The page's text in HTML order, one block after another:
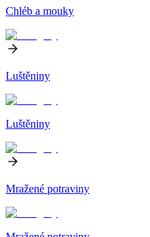
Chléb a mouky
Luštěniny
Luštěniny
Mražené potraviny